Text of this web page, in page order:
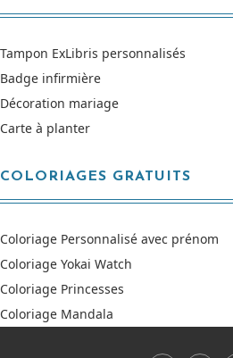
Tampon ExLibris personnalisés
Badge infirmière
Décoration mariage
Carte à planter
COLORIAGES GRATUITS
Coloriage Personnalisé avec prénom
Coloriage Yokai Watch
Coloriage Princesses
Coloriage Mandala